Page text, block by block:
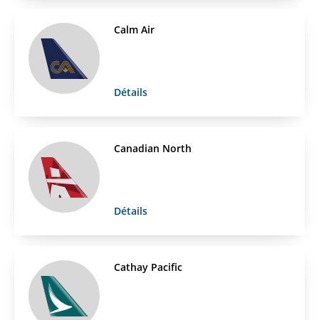
Calm Air
Détails
Canadian North
Détails
Cathay Pacific